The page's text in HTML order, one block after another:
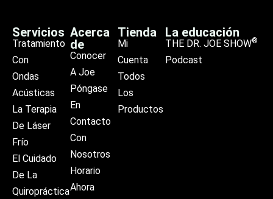
Servicios
Tratamiento
Con
Ondas
Acústicas
La Terapia
De Láser
Frío
El Cuidado
De La
Quiropráctica
Acerca
de
Conocer
A Joe
Póngase
En
Contacto
Con
Nosotros
Horario
Ahora
Tienda
Mi
Cuenta
Todos
Los
Productos
La educación
THE DR. JOE SHOW®
Podcast